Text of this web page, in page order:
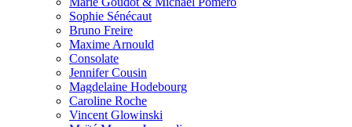
Sophie Sénécaut
Bruno Freire
Maxime Arnould
Consolate
Jennifer Cousin
Magdelaine Hodebourg
Caroline Roche
Vincent Glowinski